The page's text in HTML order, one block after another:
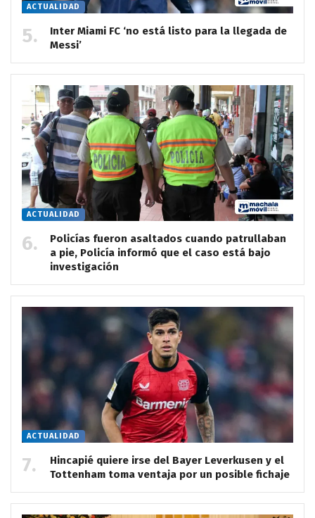
ACTUALIDAD
Inter Miami FC ‘no está listo para la llegada de
Messi’
ACTUALIDAD
Policías fueron asaltados cuando patrullaban
a pie, Policía informó que el caso está bajo
investigación
ACTUALIDAD
Hincapié quiere irse del Bayer Leverkusen y el
Tottenham toma ventaja por un posible fichaje